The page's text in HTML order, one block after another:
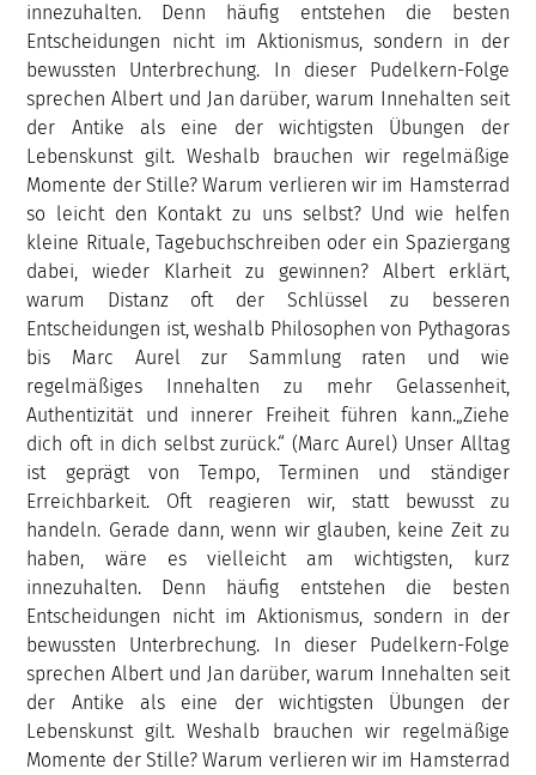
innezuhalten. Denn häufig entstehen die besten
Entscheidungen nicht im Aktionismus, sondern in der
bewussten Unterbrechung. In dieser Pudelkern-Folge
sprechen Albert und Jan darüber, warum Innehalten seit
der Antike als eine der wichtigsten Übungen der
Lebenskunst gilt. Weshalb brauchen wir regelmäßige
Momente der Stille? Warum verlieren wir im Hamsterrad
so leicht den Kontakt zu uns selbst? Und wie helfen
kleine Rituale, Tagebuchschreiben oder ein Spaziergang
dabei, wieder Klarheit zu gewinnen? Albert erklärt,
warum Distanz oft der Schlüssel zu besseren
Entscheidungen ist, weshalb Philosophen von Pythagoras
bis Marc Aurel zur Sammlung raten und wie
regelmäßiges Innehalten zu mehr Gelassenheit,
Authentizität und innerer Freiheit führen kann.„Ziehe
dich oft in dich selbst zurück.“ (Marc Aurel) Unser Alltag
ist geprägt von Tempo, Terminen und ständiger
Erreichbarkeit. Oft reagieren wir, statt bewusst zu
handeln. Gerade dann, wenn wir glauben, keine Zeit zu
haben, wäre es vielleicht am wichtigsten, kurz
innezuhalten. Denn häufig entstehen die besten
Entscheidungen nicht im Aktionismus, sondern in der
bewussten Unterbrechung. In dieser Pudelkern-Folge
sprechen Albert und Jan darüber, warum Innehalten seit
der Antike als eine der wichtigsten Übungen der
Lebenskunst gilt. Weshalb brauchen wir regelmäßige
Momente der Stille? Warum verlieren wir im Hamsterrad